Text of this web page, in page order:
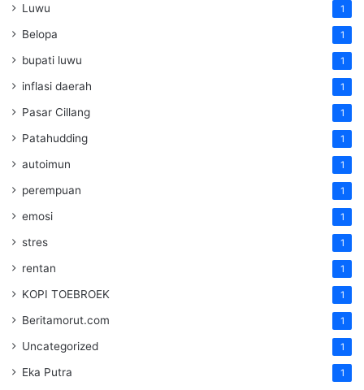
Luwu 1
Belopa 1
bupati luwu 1
inflasi daerah 1
Pasar Cillang 1
Patahudding 1
autoimun 1
perempuan 1
emosi 1
stres 1
rentan 1
KOPI TOEBROEK 1
Beritamorut.com 1
Uncategorized 1
Eka Putra 1